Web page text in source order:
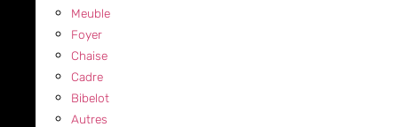
Meuble
Foyer
Chaise
Cadre
Bibelot
Autres